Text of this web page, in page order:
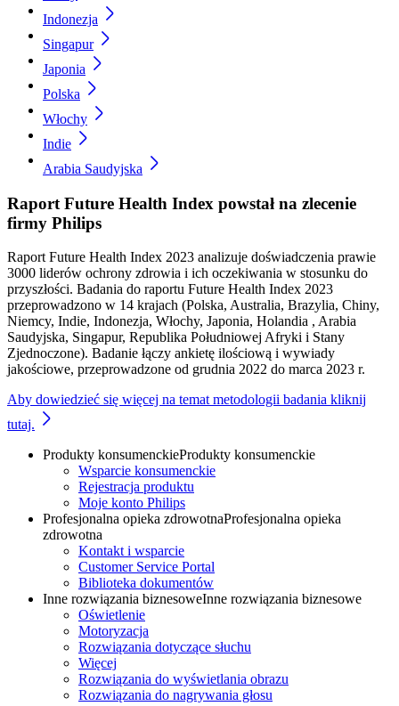
Indonezja
Singapur
Japonia
Polska
Włochy
Indie
Arabia Saudyjska
Raport Future Health Index powstał na zlecenie
firmy Philips
Raport Future Health Index 2023 analizuje doświadczenia prawie
3000 liderów ochrony zdrowia i ich oczekiwania w stosunku do
przyszłości. Badania do raportu Future Health Index 2023
przeprowadzono w 14 krajach (​​Polska​, Australia​​, Brazylia​​, Chiny​​,
Niemcy​, Indie​​, Indonezja​, Włochy​, Japonia​, Holandia , Arabia
Saudyjska​​, Singapur​​, Republika Południowej Afryki​​ i Stany
Zjednoczone). Badanie łączy ankietę ilościową i wywiady
jakościowe, przeprowadzone od grudnia 2022 do marca 2023 r.
Aby dowiedzieć się więcej na temat metodologii badania kliknij
tutaj.
Produkty konsumenckieProdukty konsumenckie
Wsparcie konsumenckie
Rejestracja produktu
Moje konto Philips
Profesjonalna opieka zdrowotnaProfesjonalna opieka
zdrowotna
Kontakt i wsparcie
Customer Service Portal
Biblioteka dokumentów
Inne rozwiązania biznesoweInne rozwiązania biznesowe
Oświetlenie
Motoryzacja
Rozwiązania dotyczące słuchu
Więcej
Rozwiązania do wyświetlania obrazu
Rozwiązania do nagrywania głosu